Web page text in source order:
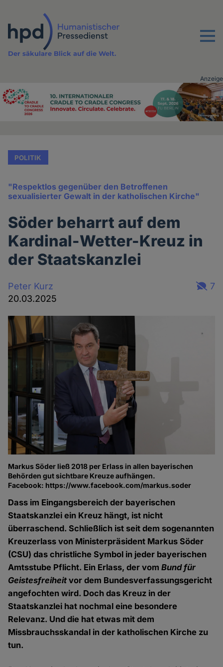
Inhalt
Menu
Der säkulare Blick auf die Welt.
Advertising
Anzeige
POLITIK
"Respektlos gegenüber den Betroffenen
sexualisierter Gewalt in der katholischen Kirche"
Söder beharrt auf dem
Kardinal-Wetter-Kreuz in
der Staatskanzlei
Peter Kurz
20.03.2025
7
Markus Söder ließ 2018 per Erlass in allen bayerischen
Behörden gut sichtbare Kreuze aufhängen.
Facebook: https://www.facebook.com/markus.soder
Dass im Eingangsbereich der bayerischen
Staatskanzlei ein Kreuz hängt, ist nicht
überraschend. Schließlich ist seit dem sogenannten
Kreuzerlass von Ministerpräsident Markus Söder
(CSU) das christliche Symbol in jeder bayerischen
Amtsstube Pflicht. Ein Erlass, der vomBund für
Geistesfreiheit vor dem Bundesverfassungsgericht
angefochten wird. Doch das Kreuz in der
Staatskanzlei hat nochmal eine besondere
Relevanz. Und die hat etwas mit dem
Missbrauchsskandal in der katholischen Kirche zu
tun.